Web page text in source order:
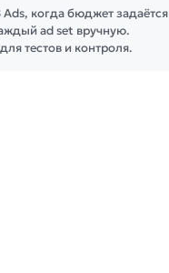
Ads, когда бюджет задаётся
ad set вручную.
тестов и контроля.